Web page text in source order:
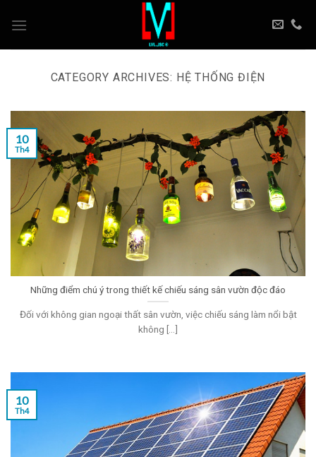
CATEGORY ARCHIVES: HỆ THỐNG ĐIỆN
Những điểm chú ý trong thiết kế chiếu sáng sân vườn độc đáo
Đối với không gian ngoại thất sân vườn, việc chiếu sáng làm nổi bật
không [...]
10
Th4
10
Th4